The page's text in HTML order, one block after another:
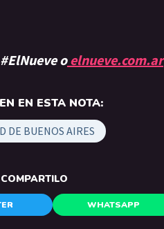
o elnueve.com.ar
EN ESTA NOTA:
DE BUENOS AIRES
WHATSAPP